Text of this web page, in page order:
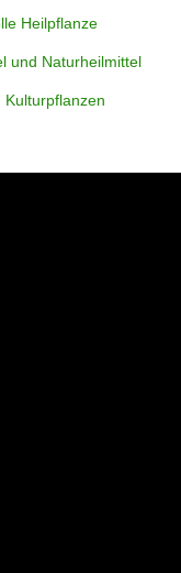
Heilpflanze
und Naturheilmittel